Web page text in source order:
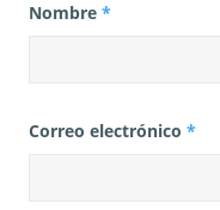
Nombre *
Correo electrónico *